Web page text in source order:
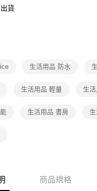
可分期數及費用金額請依後續交易
內，如未前往確認交易或遇審核未
信帳單，「大哥付你分期」於每
開帳單後，可選擇「超商條碼／台
透過本服務購買商品或服務，並由
用「大哥付你分期」之契約關係目
電話或地址）提供予台灣大哥大進
饋】限時$299免運
貨
生活用品 防水
生活用品 輕量 生
生活用品 書房
商品規格